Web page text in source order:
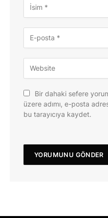
Bir dahaki sefere
üzere adımı, e-posta
bu tarayıcıya kaydet.